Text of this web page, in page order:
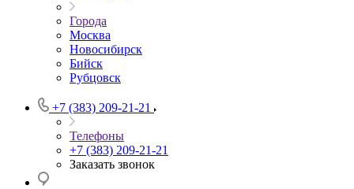
Города
Москва
Новосибирск
Бийск
Рубцовск
+7 (383) 209-21-21
Телефоны
+7 (383) 209-21-21
Заказать звонок